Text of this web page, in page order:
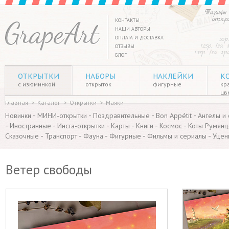
Тарифы
125р. (за
135р. (за
КОНТАКТЫ
НАШИ АВТОРЫ
ОПЛАТА И ДОСТАВКА
ОТЗЫВЫ
БЛОГ
ОТКРЫТКИ
с изюминкой
НАБОРЫ
открыток
НАКЛЕЙКИ
фигурные
Главная > Каталог > Открытки > Маяки
Новинки - МИНИ-открытки - Поздравительные - Bon Appétit - Ангелы
- Иностранные - Инста-открытки - Карты - Книги - Космос - Коты
Сказочные - Транспорт - Фауна - Фигурные - Фильмы и сериалы -
Ветер свободы